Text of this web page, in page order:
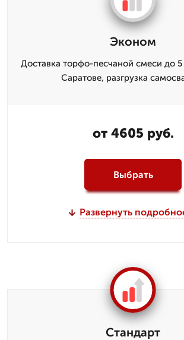
Эконом
Доставка торфо-песчаной смеси до
Саратове, разгрузка
от 4605 руб.
Выбрать
Развернуть
Стандарт